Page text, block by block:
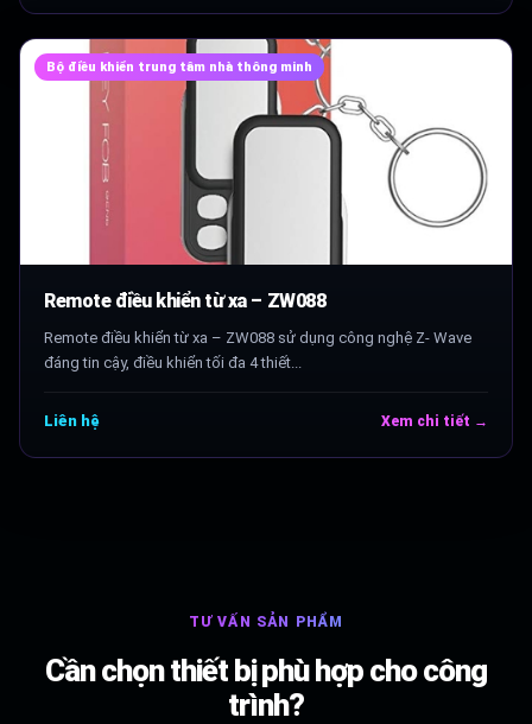
Bộ điều khiển trung tâm nhà thông minh
Remote điều khiển từ xa – ZW088
Remote điều khiển từ xa – ZW088 sử dụng công nghệ Z- Wave
đáng tin cậy, điều khiển tối đa 4 thiết...
Liên hệ Xem chi tiết →
TƯ VẤN SẢN PHẨM
Cần chọn thiết bị phù hợp cho công
trình?